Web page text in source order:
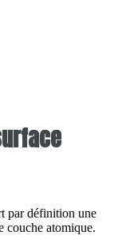
par définition une
couche atomique.